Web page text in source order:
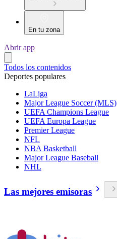
En tu zona
Abrir app
Todos los contenidos
Deportes populares
LaLiga
Major League Soccer (MLS)
UEFA Champions League
UEFA Europa League
Premier League
NFL
NBA Basketball
Major League Baseball
NHL
Las mejores emisoras